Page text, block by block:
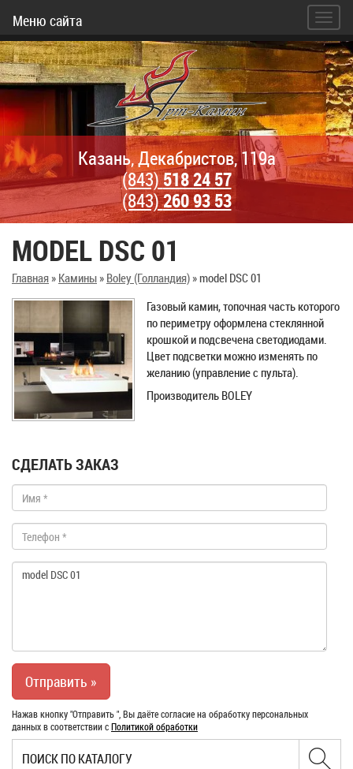
Меню сайта
Казань, Декабристов, 119а
(843)518 24 57
(843)260 93 53
MODEL DSC 01
Главная» Камины» Boley (Голландия)»model DSC 01
Газовый камин, топочная часть которого
по периметру оформлена стеклянной
крошкой и подсвечена светодиодами.
Цвет подсветки можно изменять по
желанию (управление с пульта).
Производитель BOLEY
СДЕЛАТЬ ЗАКАЗ
Нажав кнопку "Отправить ", Вы даёте согласие на обработку персональных
данных в соответствии сПолитикой обработки